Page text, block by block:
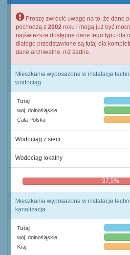
Proszę zwrócić uwagę na to, że dane
pochodzą z 2002 roku i mogą już być
najświeższe dostępne dane tego typu dla
dlatego przedstawione są tutaj dla
dane archiwalne, niż żadne.
Mieszkania wyposażone w instalacje
wodociąg
Tutaj
woj. dolnośląskie
Cała Polska
Wodociąg z sieci
Wodociąg lokalny
97,5%
Mieszkania wyposażone w instalacje
kanalizacja
Tutaj
woj. dolnośląskie
Kraj